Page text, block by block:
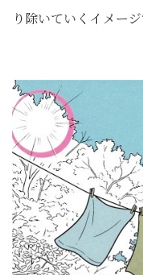
り除いていくイメージ